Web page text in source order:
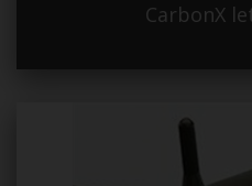
CarbonX